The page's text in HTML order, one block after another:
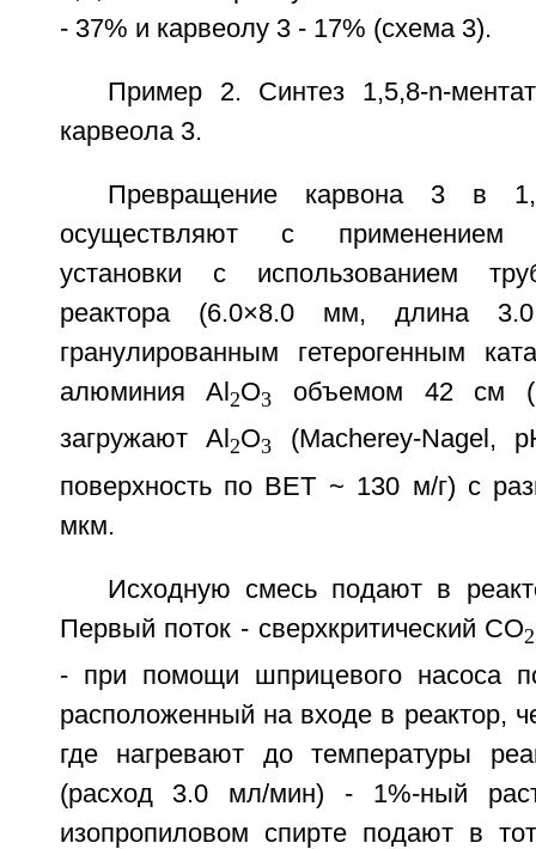
- 37% и карвеолу 3 - 17% (схема 3).
Пример 2. Синтез 1,5,8-n-
карвеола 3.
Превращение карвона 3 в
осуществляют с применением
установки с использованием
реактора (6.0×8.0 мм, длина 3.0
гранулированным гетерогенным
алюминия Al 2O3
объемом 42 см
загружают Al 2O3
(Macherey-Nagel,
поверхность по BET ~ 130 м/г) с
мкм.
Исходную смесь подают в
Первый поток - сверхкритический CO2
- при помощи шприцевого насоса
расположенный на входе в реактор,
где нагревают до температуры
(расход 3.0 мл/мин) - 1%-ный
изопропиловом спирте подают в